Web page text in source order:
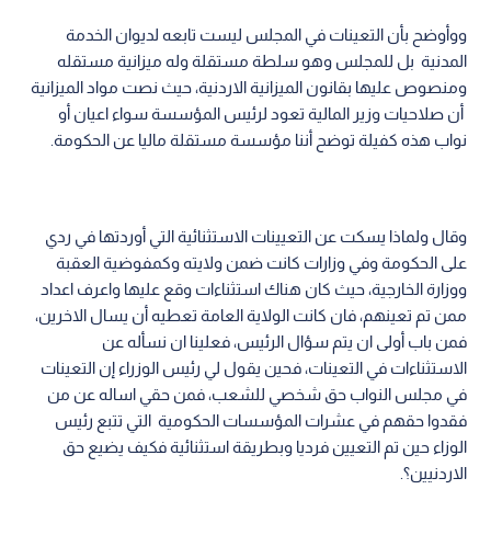
ووأوضح بأن التعينات في المجلس ليست تابعه لديوان الخدمة
المدنية بل للمجلس وهو سلطة مستقلة وله ميزانية مستقله
ومنصوص عليها بقانون الميزانية الاردنية، حيث نصت مواد الميزانية
أن صلاحيات وزير المالية تعود لرئيس المؤسسة سواء اعيان أو
نواب هذه كفيلة توضح أننا مؤسسة مستقلة ماليا عن الحكومة.
وقال ولماذا يسكت عن التعيينات الاستثنائية التي أوردتها في ردي
على الحكومة وفي وزارات كانت ضمن ولايته وكمفوضية العقبة
ووزارة الخارجية، حيث كان هناك استثناءات وقع عليها واعرف اعداد
ممن تم تعينهم، فان كانت الولاية العامة تعطيه أن يسال الاخرين،
فمن باب أولى ان يتم سؤال الرئيس، فعلينا ان نسأله عن
الاستثناءات في التعينات، فحين يقول لي رئيس الوزراء إن التعينات
في مجلس النواب حق شخصي للشعب، فمن حقي اساله عن من
فقدوا حقهم في عشرات المؤسسات الحكومية التي تتبع رئيس
الوزاء حين تم التعيين فرديا وبطريقة استثنائية فكيف يضيع حق
الاردنيين؟.